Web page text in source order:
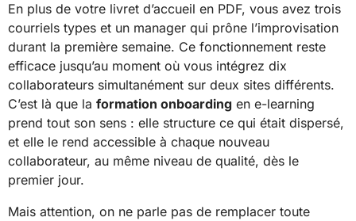
En plus de votre livret d’accueil en PDF, vous avez trois
courriels types et un manager qui prône l’improvisation
durant la première semaine. Ce fonctionnement reste
efficace jusqu’au moment où vous intégrez dix
collaborateurs simultanément sur deux sites différents.
C’est là que la formation onboarding en e-learning
prend tout son sens : elle structure ce qui était dispersé,
et elle le rend accessible à chaque nouveau
collaborateur, au même niveau de qualité, dès le
premier jour.
Mais attention, on ne parle pas de remplacer toute